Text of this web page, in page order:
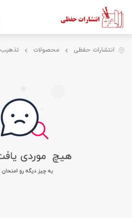
انتشارات حفظی محصولات تذهیب